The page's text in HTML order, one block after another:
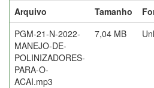
Arquivo
Tamanho
PGM-21-N-2022-
MANEJO-DE-
POLINIZADORES-
PARA-O-
ACAI.mp3
7,04 MB